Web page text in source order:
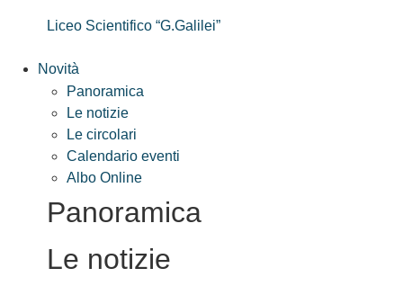
Liceo Scientifico “G.Galilei”
Novità
Panoramica
Le notizie
Le circolari
Calendario eventi
Albo Online
Panoramica
Le notizie